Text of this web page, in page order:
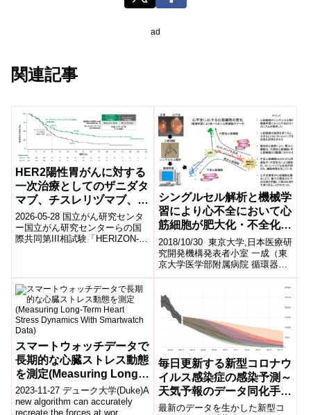
ad
関連記事
HER2陽性胃がんに対する
一次治療としてのザニダタ
マブ、チスレリヅマブ、化
学療法の併用が生存期間を
有意に延長
2026-05-28 国立がん研究センタ
ー国立がん研究センターらの国
際共同第III相試験「HERIZON-
シングルセル解析と機械学
習により心不全において心
筋細胞が肥大化・不全化す
るメカニズム（心筋リモデ
リング機構）を解明
2018/10/30 東京大学,日本医療研
究開発機構発表者小室 一成（東
京大学医学部附属病院 循環器内
科／東京大学大学院医学系研究
スマートウォッチデータで
長期的な心臓ストレス動態
を測定(Measuring Long-
Term Heart Stress
Dynamics With
2023-11-27 デューク大学(Duke)A
new algorithm can accurately
recreate the forces at wor...
毎日更新する新型コロナウ
イルス感染症の感染予測～
天気予報のデータ同化手法
を応用～
最新のデータを生かした新型コ